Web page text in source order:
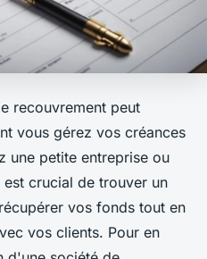
recouvrement peut
vous gérez vos créances
une petite entreprise ou
crucial de trouver un
vos fonds tout en
vos clients. Pour en